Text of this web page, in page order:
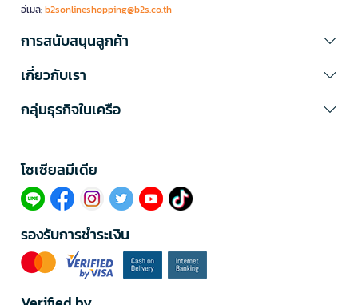
อีเมล:b2sonlineshopping@b2s.co.th
การสนับสนุนลูกค้า
เกี่ยวกับเรา
กลุ่มธุรกิจในเครือ
โซเซียลมีเดีย​
รองรับการชำระเงิน